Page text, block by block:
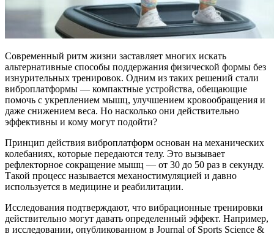
Современный ритм жизни заставляет многих искать
альтернативные способы поддержания физической формы без
изнурительных тренировок. Одним из таких решений стали
виброплатформы — компактные устройства, обещающие
помочь с укреплением мышц, улучшением кровообращения и
даже снижением веса. Но насколько они действительно
эффективны и кому могут подойти?
Принцип действия виброплатформ основан на механических
колебаниях, которые передаются телу. Это вызывает
рефлекторное сокращение мышц — от 30 до 50 раз в секунду.
Такой процесс называется механостимуляцией и давно
используется в медицине и реабилитации.
Исследования подтверждают, что вибрационные тренировки
действительно могут давать определенный эффект. Например,
в исследовании, опубликованном в Journal of Sports Science &